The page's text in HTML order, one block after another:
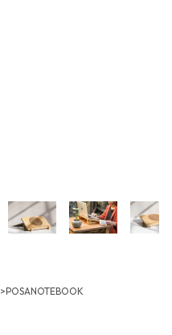
>POSANOTEBOOK